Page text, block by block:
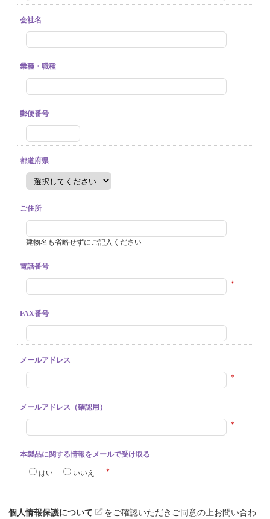
会社名
業種・職種
郵便番号
都道府県
ご住所
建物名も省略せずにご記入ください
電話番号
＊
FAX番号
メールアドレス
＊
メールアドレス（確認用）
＊
本製品に関する情報をメールで受け取る
はい いいえ ＊
個人情報保護について
をご確認いただきご同意の上お問い合わ